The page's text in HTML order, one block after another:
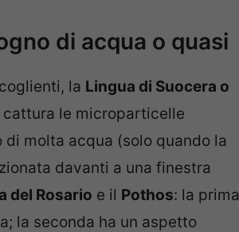
di acqua o quasi
la Lingua di Suocera o
cattura le microparticelle
di molta acqua (solo quando la
davanti a una finestra
del Rosario e il Pothos: la prima
la seconda ha un aspetto